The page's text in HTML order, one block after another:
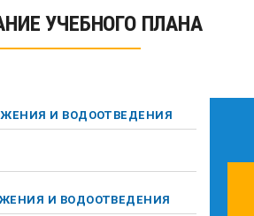
УЧЕБНОГО ПЛАНА
И ВОДООТВЕДЕНИЯ
И ВОДООТВЕДЕНИЯ